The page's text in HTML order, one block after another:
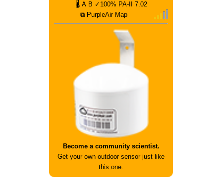
🌡 A B ✓100% PA-II
7.02
⧉ PurpleAir Map
Become a community scientist.
Get your own outdoor sensor just like
this one.